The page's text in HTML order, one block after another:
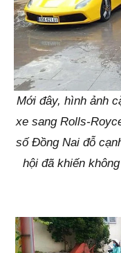
Mới đây, hình ảnh
xe sang Rolls-
số Đồng Nai đỗ
hội đã khiến